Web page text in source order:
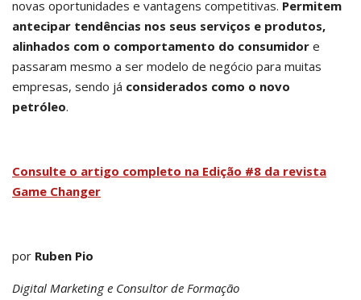
novas oportunidades e vantagens competitivas. Permitem
antecipar tendências nos seus serviços e produtos,
alinhados com o comportamento do consumidor e
passaram mesmo a ser modelo de negócio para muitas
empresas, sendo já considerados como o novo
petróleo.
Consulte o artigo completo na Edição #8 da revista
Game Changer
por Ruben Pio
Digital Marketing e Consultor de Formação